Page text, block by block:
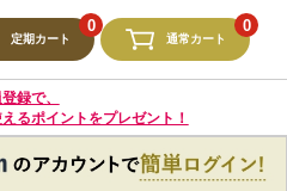
定期カート
0
通常カート
0
録で、
るポイントをプレゼント！
お米の定期便 米粉丸パン 金芽米とは